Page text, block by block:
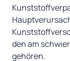
den am
gehören.